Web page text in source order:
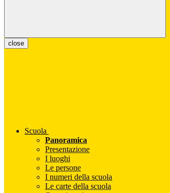
close
Scuola
Panoramica
Presentazione
I luoghi
Le persone
I numeri della scuola
Le carte della scuola